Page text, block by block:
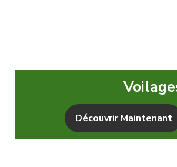
Découvrir Maintenant